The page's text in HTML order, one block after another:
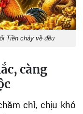
Tiền chảy về đều
càng
chỉ, chịu khó